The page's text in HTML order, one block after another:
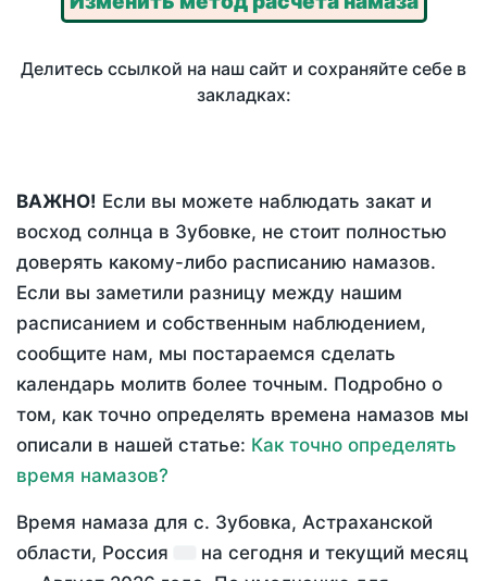
Делитесь ссылкой на наш сайт и сохраняйте себе в
закладках:
ВАЖНО! Если вы можете наблюдать закат и
восход солнца в Зубовке, не стоит полностью
доверять какому-либо расписанию намазов.
Если вы заметили разницу между нашим
расписанием и собственным наблюдением,
сообщите нам, мы постараемся сделать
календарь молитв более точным. Подробно о
том, как точно определять времена намазов мы
описали в нашей статье: Как точно определять
время намазов?
Время намаза для с. Зубовка, Астраханской
области, Россия
на сегодня и текущий месяц